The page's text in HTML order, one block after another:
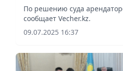
По решению суда
сообщает Vecher.kz.
09.07.2025 16:37